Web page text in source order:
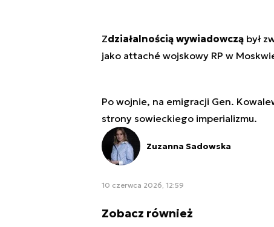
Zdziałalnością wywiadowcząbył
jako attaché wojskowy RP w
Po wojnie, na emigracji Gen.
strony sowieckiego imperializmu.
Zuzanna Sadowska
10 czerwca 2026, 12:59
Zobacz również